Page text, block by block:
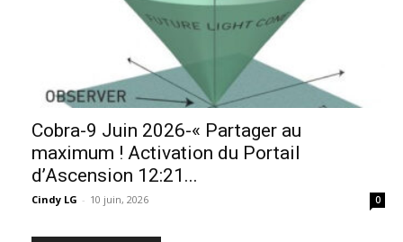
Cobra-9 Juin 2026-« Partager au
maximum ! Activation du Portail
d’Ascension 12:21...
Cindy LG - 10 juin, 2026 0